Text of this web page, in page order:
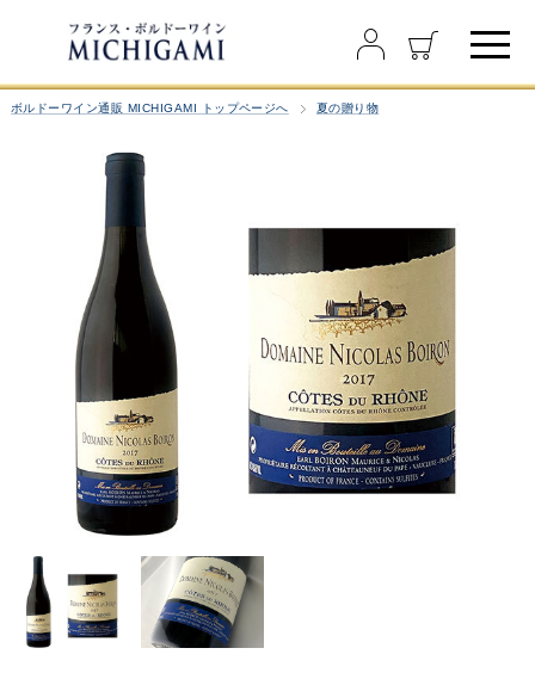
ボルドーワイン通販 MICHIGAMI トップページへ 夏の贈り物